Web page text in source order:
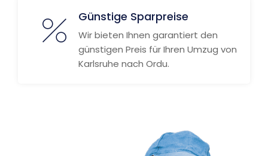
Günstige Sparpreise
Wir bieten Ihnen garantiert den
günstigen Preis für Ihren Umzug von
Karlsruhe nach Ordu.